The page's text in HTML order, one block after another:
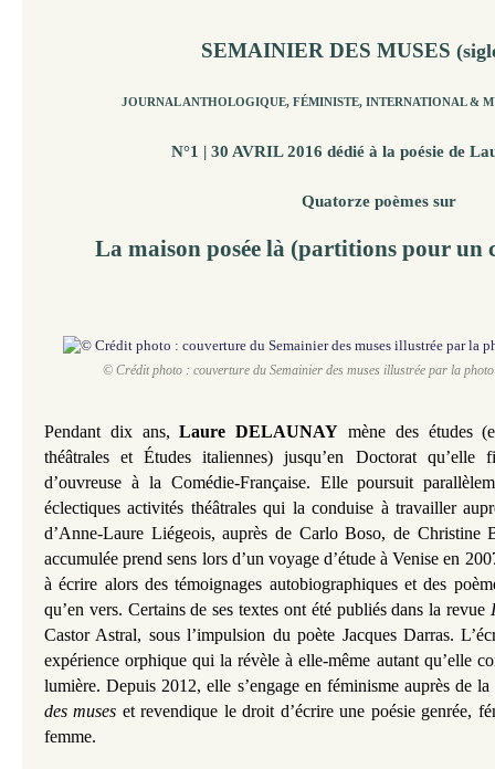
SEMAINIER DES MUSES
JOURNAL ANTHOLOGIQUE, FÉMINISTE, INTERNATIONAL &
N°1 | 30 AVRIL 2016 dédié à la poésie de
Quatorze poèmes sur
La maison posée là (partitions pour un
© Crédit photo : couverture du Semainier des muses illustrée par la
Pendant dix ans,Laure DELAUNAY mène des études
théâtrales et Études italiennes) jusqu’en Doctorat qu’elle
d’ouvreuse à la Comédie-Française. Elle poursuit
éclectiques activités théâtrales qui la conduise à travailler
d’Anne-Laure Liégeois, auprès de Carlo Boso, de Christine
accumulée prend sens lors d’un voyage d’étude à Venise en
à écrire alors des témoignages autobiographiques et des
qu’en vers. Certains de ses textes ont été publiés dans la revue
Castor Astral, sous l’impulsion du poète Jacques Darras.
expérience orphique qui la révèle à elle-même autant qu’elle
lumière. Depuis 2012, elle s’engage en féminisme auprès de
des muses et revendique le droit d’écrire une poésie genrée,
femme.